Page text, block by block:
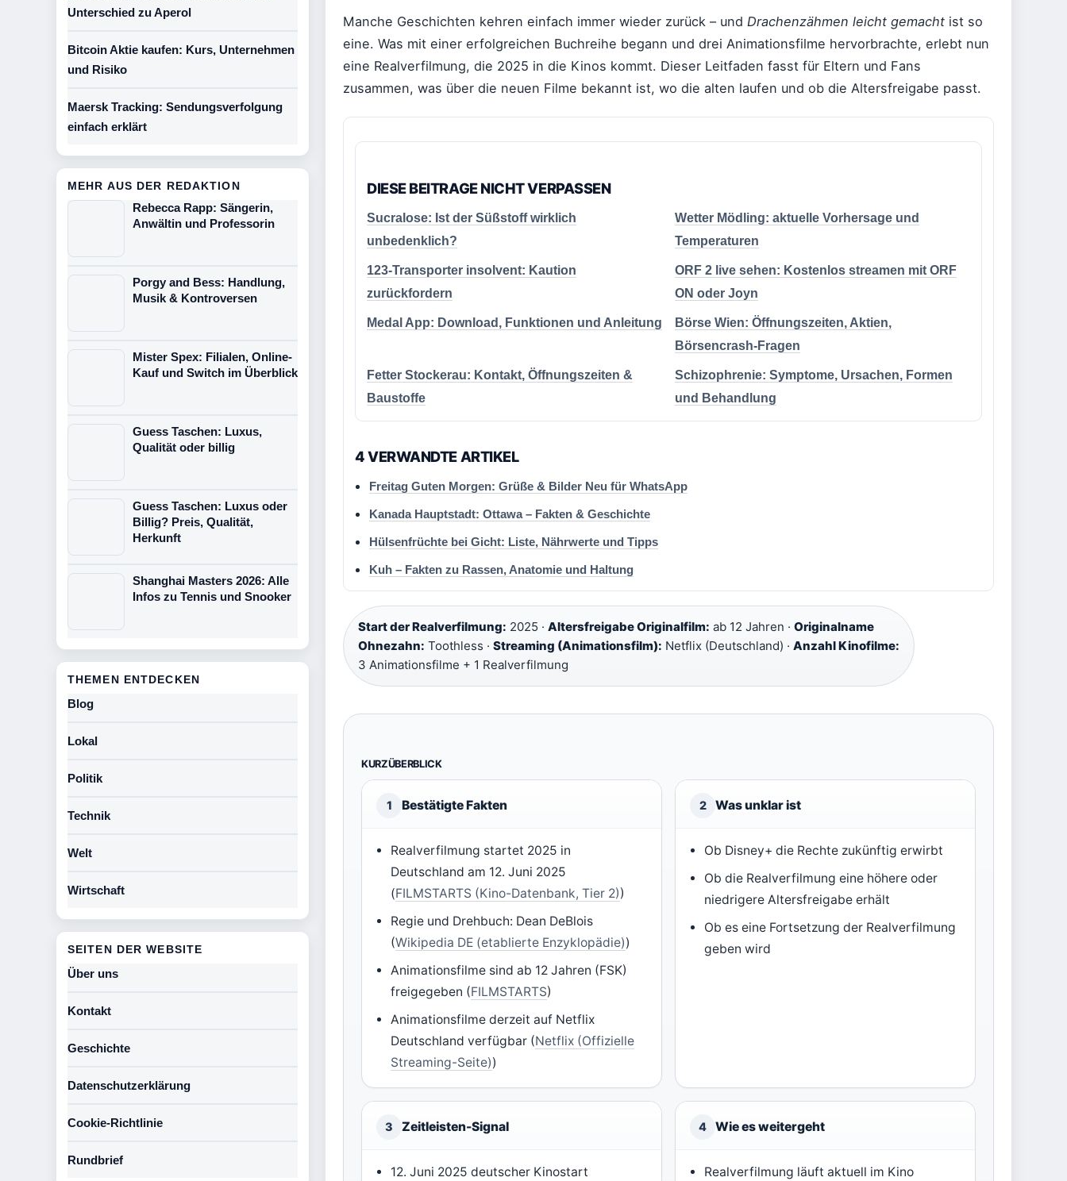
Manche Geschichten kehren einfach immer wieder zurück – und Drachenzähmen leicht gemacht ist so
eine. Was mit einer erfolgreichen Buchreihe begann und drei Animationsfilme hervorbrachte, erlebt nun
eine Realverfilmung, die 2025 in die Kinos kommt. Dieser Leitfaden fasst für Eltern und Fans
zusammen, was über die neuen Filme bekannt ist, wo die alten laufen und ob die Altersfreigabe passt.
DIESE BEITRAGE NICHT VERPASSEN
Sucralose: Ist der Süßstoff wirklich
unbedenklich?
Wetter Mödling: aktuelle Vorhersage und
Temperaturen
123-Transporter insolvent: Kaution
zurückfordern
ORF 2 live sehen: Kostenlos streamen mit ORF
ON oder Joyn
Medal App: Download, Funktionen und Anleitung
Börse Wien: Öffnungszeiten, Aktien,
Börsencrash-Fragen
Fetter Stockerau: Kontakt, Öffnungszeiten &
Baustoffe
Schizophrenie: Symptome, Ursachen, Formen
und Behandlung
4 VERWANDTE ARTIKEL
Freitag Guten Morgen: Grüße & Bilder Neu für WhatsApp
Kanada Hauptstadt: Ottawa – Fakten & Geschichte
Hülsenfrüchte bei Gicht: Liste, Nährwerte und Tipps
Kuh – Fakten zu Rassen, Anatomie und Haltung
Start der Realverfilmung: 2025 · Altersfreigabe Originalfilm: ab 12 Jahren · Originalname
Ohnezahn: Toothless · Streaming (Animationsfilm): Netflix (Deutschland) · Anzahl Kinofilme:
3 Animationsfilme + 1 Realverfilmung
KURZÜBERBLICK
1 Bestätigte Fakten
Realverfilmung startet 2025 in
Deutschland am 12. Juni 2025
(FILMSTARTS (Kino-Datenbank, Tier 2))
Regie und Drehbuch: Dean DeBlois
(Wikipedia DE (etablierte Enzyklopädie))
Animationsfilme sind ab 12 Jahren (FSK)
freigegeben (FILMSTARTS)
Animationsfilme derzeit auf Netflix
Deutschland verfügbar (Netflix (Offizielle
Streaming-Seite))
2 Was unklar ist
Ob Disney+ die Rechte zukünftig erwirbt
Ob die Realverfilmung eine höhere oder
niedrigere Altersfreigabe erhält
Ob es eine Fortsetzung der Realverfilmung
geben wird
3 Zeitleisten-Signal
12. Juni 2025 deutscher Kinostart
4 Wie es weitergeht
Realverfilmung läuft aktuell im Kino
Unterschied zu Aperol
Bitcoin Aktie kaufen: Kurs, Unternehmen
und Risiko
Maersk Tracking: Sendungsverfolgung
einfach erklärt
MEHR AUS DER REDAKTION
Rebecca Rapp: Sängerin,
Anwältin und Professorin
Porgy and Bess: Handlung,
Musik & Kontroversen
Mister Spex: Filialen, Online-
Kauf und Switch im Überblick
Guess Taschen: Luxus,
Qualität oder billig
Guess Taschen: Luxus oder
Billig? Preis, Qualität,
Herkunft
Shanghai Masters 2026: Alle
Infos zu Tennis und Snooker
THEMEN ENTDECKEN
Blog
Lokal
Politik
Technik
Welt
Wirtschaft
SEITEN DER WEBSITE
Über uns
Kontakt
Geschichte
Datenschutzerklärung
Cookie-Richtlinie
Rundbrief